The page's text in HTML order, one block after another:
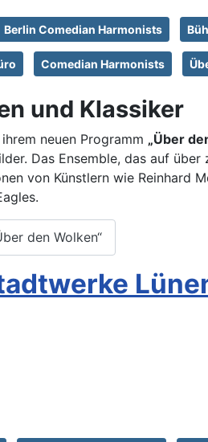
Berlin Comedian Harmonists
Comedian Harmonists
und Klassiker
neuen Programm „Über
Das Ensemble, das auf
von Künstlern wie Reinhard
den Wolken“